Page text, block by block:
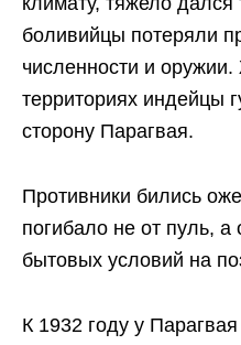
боливийцы потеряли
численности и
территориях индейцы
сторону Парагвая.
Противники бились
погибало не от пуль,
бытовых условий на
К 1932 году у